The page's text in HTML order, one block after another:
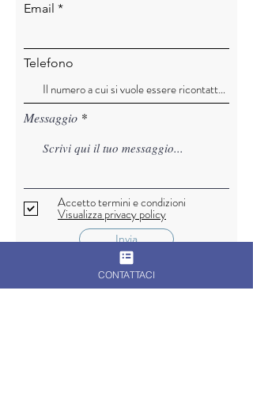
Email
Telefono
Messaggio
Accetto termini e condizioni
Visualizza privacy policy
Invia
CONTATTACI